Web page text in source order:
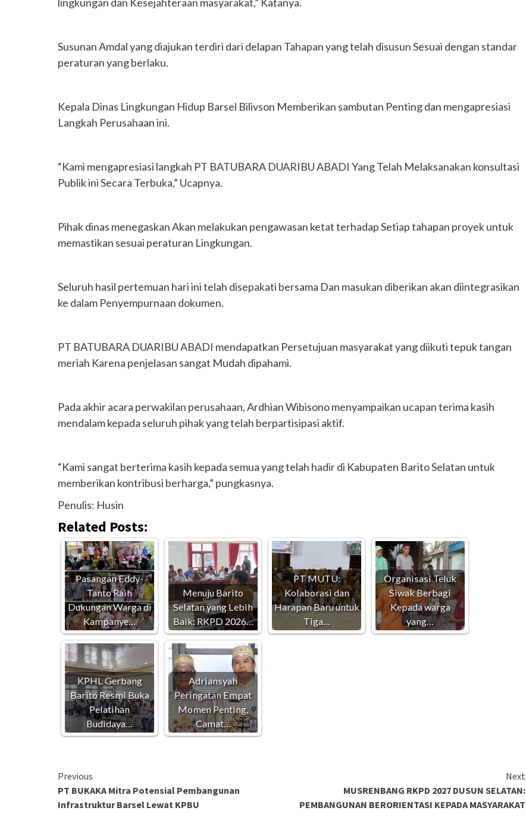
Susunan Amdal yang diajukan terdiri dari delapan Tahapan yang telah disusun Sesuai dengan standar
peraturan yang berlaku.
Kepala Dinas Lingkungan Hidup Barsel Bilivson Memberikan sambutan Penting dan mengapresiasi
Langkah Perusahaan ini.
“Kami mengapresiasi langkah PT BATUBARA DUARIBU ABADI Yang Telah Melaksanakan konsultasi
Publik ini Secara Terbuka,” Ucapnya.
Pihak dinas menegaskan Akan melakukan pengawasan ketat terhadap Setiap tahapan proyek untuk
memastikan sesuai peraturan Lingkungan.
Seluruh hasil pertemuan hari ini telah disepakati bersama Dan masukan diberikan akan diintegrasikan
ke dalam Penyempurnaan dokumen.
PT BATUBARA DUARIBU ABADI mendapatkan Persetujuan masyarakat yang diikuti tepuk tangan
meriah Karena penjelasan sangat Mudah dipahami.
Pada akhir acara perwakilan perusahaan, Ardhian Wibisono menyampaikan ucapan terima kasih
mendalam kepada seluruh pihak yang telah berpartisipasi aktif.
“Kami sangat berterima kasih kepada semua yang telah hadir di Kabupaten Barito Selatan untuk
memberikan kontribusi berharga,” pungkasnya.
Penulis: Husin
Related Posts:
Pasangan Eddy-
Tanto Raih
Dukungan Warga di
Kampanye…
Menuju Barito
Selatan yang Lebih
Baik: RKPD 2026…
PT MUTU:
Kolaborasi dan
Harapan Baru untuk
Tiga…
Organisasi Teluk
Siwak Berbagi
Kepada warga
yang…
KPHL Gerbang
Barito Resmi Buka
Pelatihan
Budidaya…
Adriansyah
Peringatan Empat
Momen Penting,
Camat…
Continue
Reading
Previous
PT BUKAKA Mitra Potensial Pembangunan
Infrastruktur Barsel Lewat KPBU
Next
MUSRENBANG RKPD 2027 DUSUN SELATAN:
PEMBANGUNAN BERORIENTASI KEPADA MASYARAKAT